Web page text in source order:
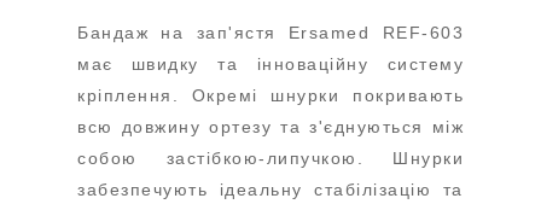
Бандаж на зап'ястя Ersamed REF-603
має швидку та інноваційну систему
кріплення. Окремі шнурки покривають
всю довжину ортезу та з'єднуються між
собою застібкою-липучкою. Шнурки
забезпечують ідеальну стабілізацію та